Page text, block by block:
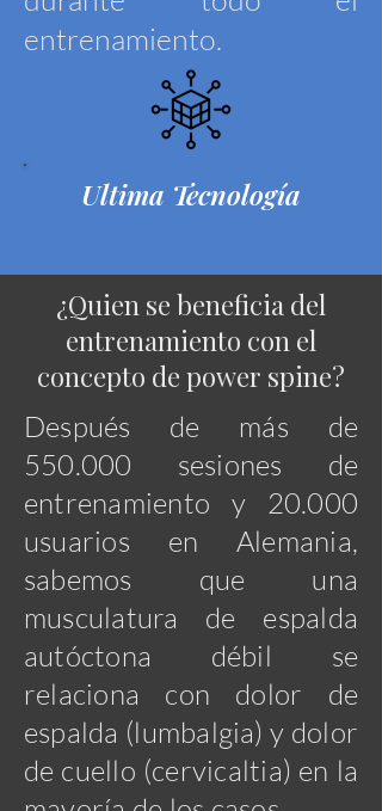
entrenamiento.
Ultima Tecnología
¿Quien se beneficia del
entrenamiento con el
concepto de power spine?
Después de más de
550.000 sesiones de
entrenamiento y 20.000
usuarios en Alemania,
sabemos que una
musculatura de espalda
autóctona débil se
relaciona con dolor de
espalda (lumbalgia) y dolor
de cuello (cervicaltia) en la